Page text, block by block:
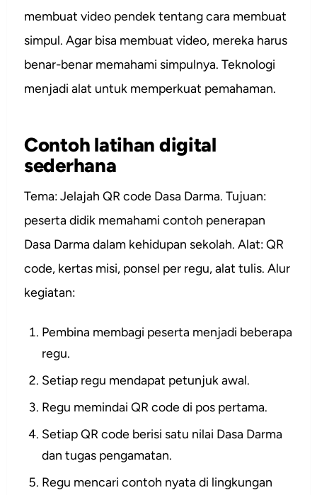
membuat video pendek tentang cara membuat
simpul. Agar bisa membuat video, mereka harus
benar-benar memahami simpulnya. Teknologi
menjadi alat untuk memperkuat pemahaman.
Contoh latihan digital
sederhana
Tema: Jelajah QR code Dasa Darma. Tujuan:
peserta didik memahami contoh penerapan
Dasa Darma dalam kehidupan sekolah. Alat: QR
code, kertas misi, ponsel per regu, alat tulis. Alur
kegiatan:
Pembina membagi peserta menjadi beberapa
regu.
Setiap regu mendapat petunjuk awal.
Regu memindai QR code di pos pertama.
Setiap QR code berisi satu nilai Dasa Darma
dan tugas pengamatan.
Regu mencari contoh nyata di lingkungan